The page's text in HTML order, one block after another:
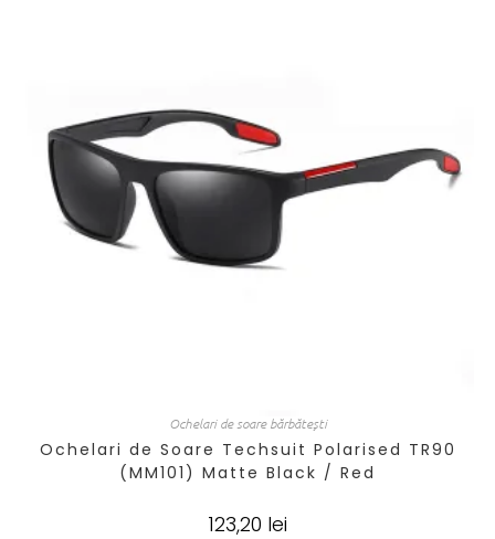
Ochelari de soare bărbătești
Ochelari de Soare Techsuit Polarised TR90
(MM101) Matte Black / Red
123,20 lei